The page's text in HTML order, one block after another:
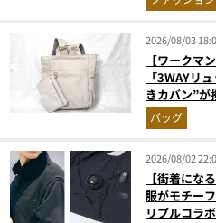
2026/08/03
【ワークマ
「3WAYリ
きカバン”が
バッグ
2026/08/02
【街着にな
服がモチー
リプルコラ